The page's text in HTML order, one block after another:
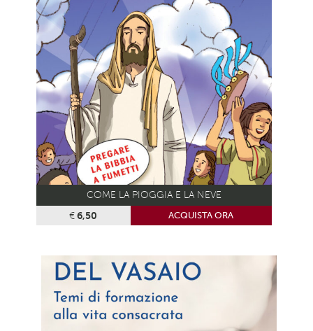
COME LA PIOGGIA E LA NEVE
€6,50 ACQUISTA ORA